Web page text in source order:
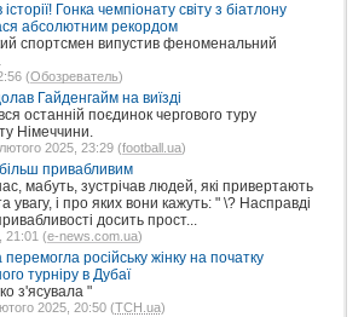
Гонка чемпіонату світу з біатлону
абсолютним рекордом
спортсмен випустив феноменальний
(Обозреватель)
Гайденгайм на виїзді
останній поєдинок чергового туру
Німеччини.
2025, 23:29 (football.ua)
привабливим
мабуть, зустрічав людей, які привертають
увагу, і про яких вони кажуть: " \? Насправді
досить прост...
21:01 (e-news.com.ua)
перемогла російську жінку на початку
турніру в Дубаї
з'ясувала "
2025, 20:50 (ТСН.ua)